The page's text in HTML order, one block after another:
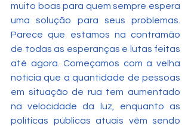
muito boas para quem sempre espera
uma solução para seus problemas.
Parece que estamos na contramão
de todas as esperanças e lutas feitas
até agora. Começamos com a velha
notícia que a quantidade de pessoas
em situação de rua tem aumentado
na velocidade da luz, enquanto as
políticas públicas atuais vêm sendo